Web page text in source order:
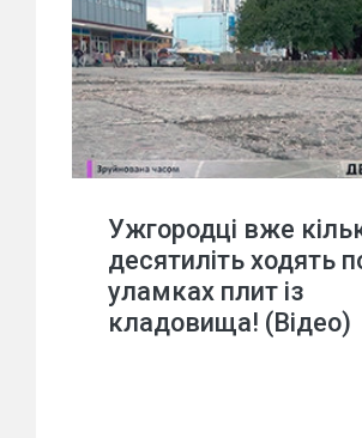
Ужгородці вже
десятиліть ходять
уламках плит із
кладовища! (Відео)